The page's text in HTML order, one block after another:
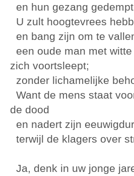
en hun gezang
U zult hoogtevrees
en bang zijn om te
een oude man met
zich voortsleept;
zonder lichamelijke
Want de mens staat
de dood
en nadert zijn
terwijl de klagers over
Ja, denk in uw jonge